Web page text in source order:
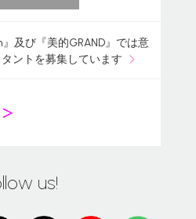
』及び『美的GRAND』では意
ントを募集しています
＞
us!